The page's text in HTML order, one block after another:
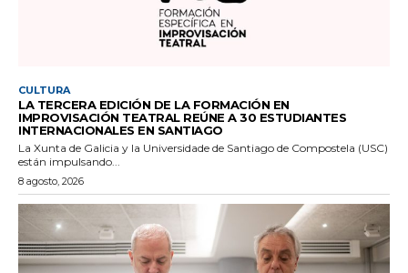
CULTURA
LA TERCERA EDICIÓN DE LA FORMACIÓN EN
IMPROVISACIÓN TEATRAL REÚNE A 30 ESTUDIANTES
INTERNACIONALES EN SANTIAGO
La Xunta de Galicia y la Universidade de Santiago de Compostela (USC)
están impulsando...
8 agosto, 2026